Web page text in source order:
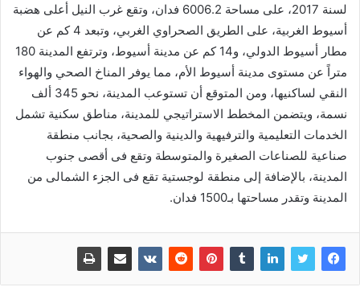
لسنة 2017، على مساحة 6006.2 فدان، وتقع غرب النيل أعلى هضبة
أسيوط الغربية، على الطريق الصحراوي الغربي، وتبعد 4 كم عن
مطار أسيوط الدولي، و14 كم عن مدينة أسيوط، وترتفع المدينة 180
متراً عن مستوى مدينة أسيوط الأم، مما يوفر المناخ الصحي والهواء
النقي لساكنيها، ومن المتوقع أن تستوعب المدينة، نحو 345 ألف
نسمة، ويتضمن المخطط الاستراتيجي للمدينة، مناطق سكنية تشمل
الخدمات التعليمية والترفيهية والدينية والصحية، بجانب منطقة
صناعية للصناعات الصغيرة والمتوسطة وتقع فى أقصى جنوب
المدينة، بالإضافة إلى منطقة لوجستية تقع فى الجزء الشمالى من
المدينة وتقدر مساحتها بـ1500 فدان.